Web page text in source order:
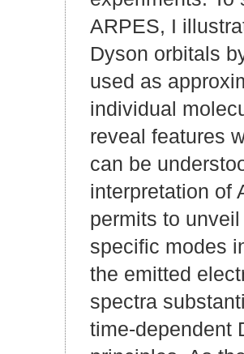
ARPES, I
Dyson orbitals
used as
individual
reveal features
can be
interpretation of
permits to
specific modes
the emitted
spectra
time-dependent